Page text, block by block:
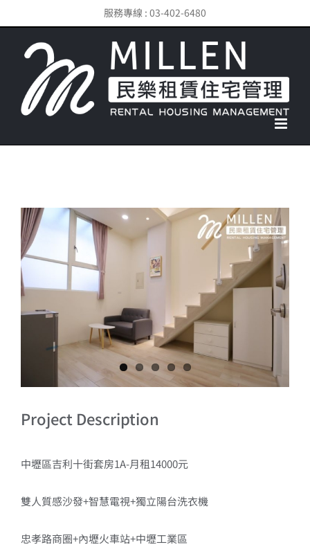
content
服務專線 : 03-402-6480
View
Larger
Image
Project Description
中壢區吉利十街套房1A-月租14000元
雙人質感沙發+智慧電視+獨立陽台洗衣機
忠孝路商圈+內壢火車站+中壢工業區